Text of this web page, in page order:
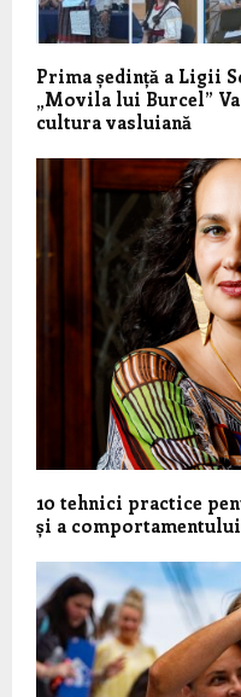
Prima ședință a Ligii
„Movila lui Burcel”
cultura vasluiană
10 tehnici practice
și a comportamentului